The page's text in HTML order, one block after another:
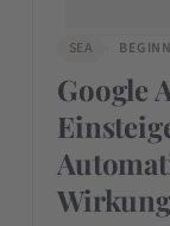
SEA
Google
Wirkung